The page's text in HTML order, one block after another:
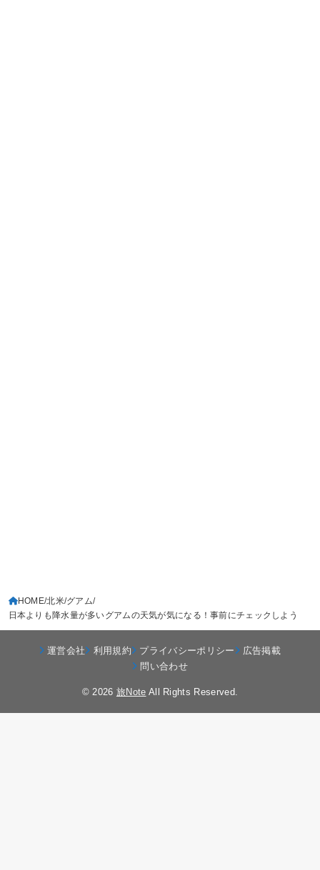
HOME 北米 グアム
日本よりも降水量が多いグアムの天気が気になる！事前にチェックしよう
運営会社 利用規約 プライバシーポリシー
広告掲載
問い合わせ
© 2026 旅Note All Rights Reserved.